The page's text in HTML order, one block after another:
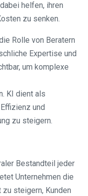
helfen, ihren
zu senken.
Rolle von Beratern
Expertise und
um komplexe
KI dient als
und
zu steigern.
Bestandteil jeder
Unternehmen die
steigern, Kunden